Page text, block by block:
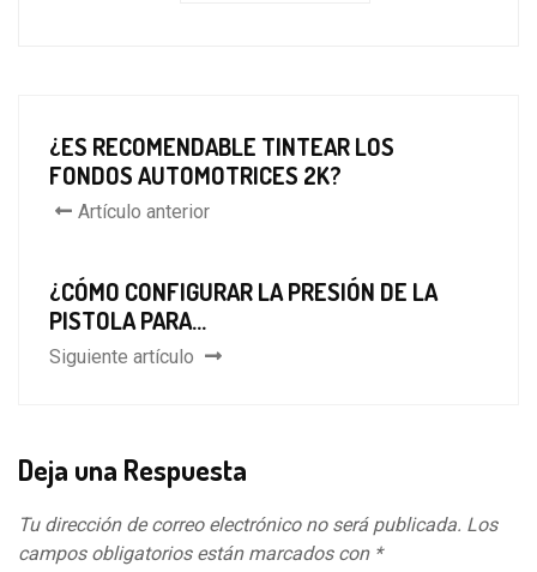
¿ES RECOMENDABLE TINTEAR LOS
FONDOS AUTOMOTRICES 2K?
Artículo anterior
¿CÓMO CONFIGURAR LA PRESIÓN DE LA
PISTOLA PARA...
Siguiente artículo
Deja una Respuesta
Tu dirección de correo electrónico no será publicada. Los
campos obligatorios están marcados con *